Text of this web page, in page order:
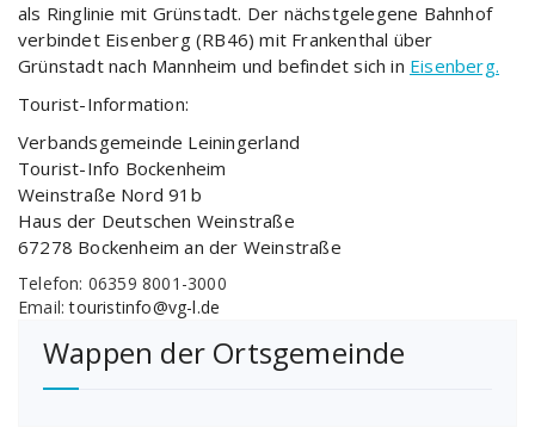
als Ringlinie mit Grünstadt. Der nächstgelegene Bahnhof
verbindet Eisenberg (RB46) mit Frankenthal über
Grünstadt nach Mannheim und befindet sich in Eisenberg.
Tourist-Information:
Verbandsgemeinde Leiningerland
Tourist-Info Bockenheim
Weinstraße Nord 91b
Haus der Deutschen Weinstraße
67278 Bockenheim an der Weinstraße
Telefon: 06359 8001-3000
Email:touristinfo@vg-l.de
Wappen der Ortsgemeinde